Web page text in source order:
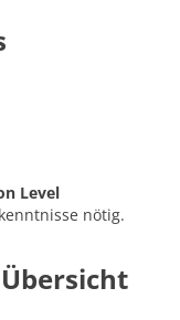
Level
nötig.